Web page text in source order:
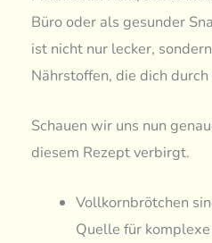
Büro oder als gesunder
ist nicht nur lecker,
Nährstoffen, die dich
Schauen wir uns nun
diesem Rezept verbirgt.
Vollkornbrötchen
Quelle für